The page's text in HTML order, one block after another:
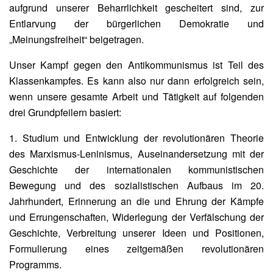
aufgrund unserer Beharrlichkeit gescheitert sind, zur
Entlarvung der bürgerlichen Demokratie und
„Meinungsfreiheit“ beigetragen.
Unser Kampf gegen den Antikommunismus ist Teil des
Klassenkampfes. Es kann also nur dann erfolgreich sein,
wenn unsere gesamte Arbeit und Tätigkeit auf folgenden
drei Grundpfeilern basiert:
1. Studium und Entwicklung der revolutionären Theorie
des Marxismus-Leninismus, Auseinandersetzung mit der
Geschichte der internationalen kommunistischen
Bewegung und des sozialistischen Aufbaus im 20.
Jahrhundert, Erinnerung an die und Ehrung der Kämpfe
und Errungenschaften, Widerlegung der Verfälschung der
Geschichte, Verbreitung unserer Ideen und Positionen,
Formulierung eines zeitgemäßen revolutionären
Programms.